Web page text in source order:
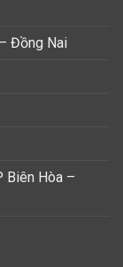
Đồng Nai
Biên Hòa –